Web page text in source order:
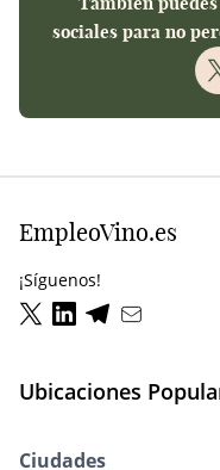
sociales para no
EmpleoVino.es
¡Síguenos!
Ubicaciones
Ciudades